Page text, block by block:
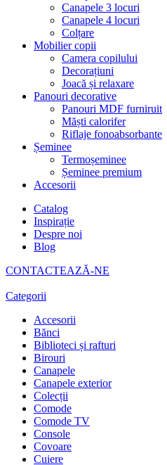
Canapele 3 locuri
Canapele 4 locuri
Colțare
Mobilier copii
Camera copilului
Decorațiuni
Joacă și relaxare
Panouri decorative
Panouri MDF furniruit
Măști calorifer
Riflaje fonoabsorbante
Șeminee
Termoșeminee
Șeminee premium
Accesorii
Catalog
Inspirație
Despre noi
Blog
CONTACTEAZĂ-NE
Categorii
Accesorii
Bănci
Biblioteci și rafturi
Birouri
Canapele
Canapele exterior
Colecții
Comode
Comode TV
Console
Covoare
Cuiere